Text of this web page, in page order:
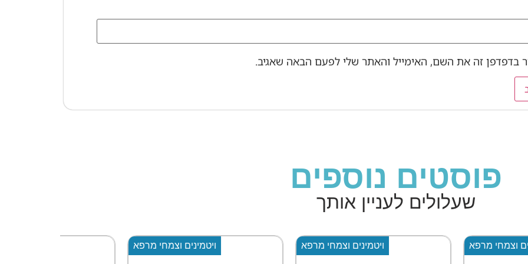
בדפדפן זה את השם, האימייל והאתר שלי לפעם הבאה שאגיב.
פוסטים נוספים
שעלולים לעניין אותך
ויטמינים וצמחי מרפא ויטמינים וצמחי מרפא ויטמינים וצמחי מרפא